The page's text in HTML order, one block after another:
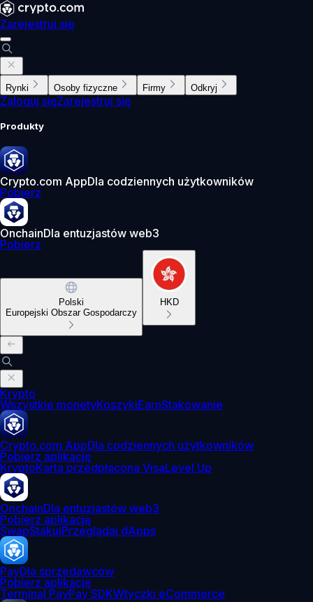
Zarejestruj się
Rynki Osoby fizyczne Firmy Odkryj
Zaloguj sięZarejestruj się
Produkty
Crypto.com AppDla codziennych użytkowników
Pobierz
OnchainDla entuzjastów web3
Pobierz
Polski
Europejski Obszar Gospodarczy
HKD
Krypto
Wszystkie monetyKoszykiEarnStakowanie
Crypto.com AppDla codziennych użytkowników
Pobierz aplikację
KryptoKarta przedpłacona VisaLevel Up
OnchainDla entuzjastów web3
Pobierz aplikację
SwapStakujPrzeglądaj dApps
PayDla sprzedawców
Pobierz aplikację
Terminal PayPay SDKWtyczki eCommerce